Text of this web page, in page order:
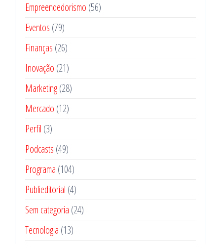
Empreendedorismo (56)
Eventos (79)
Finanças (26)
Inovação (21)
Marketing(28)
Mercado (12)
Perfil (3)
Podcasts (49)
Programa (104)
Publieditorial (4)
Sem categoria (24)
Tecnologia (13)